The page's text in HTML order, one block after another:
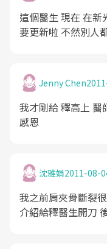
這個醫生 現在 在新
要更新啦 不然別人
Jenny Chen
我才剛給 釋高上 醫
感恩
沈雅娟2011-08-
我之前肩夾骨斷裂
介紹給釋醫生開刀